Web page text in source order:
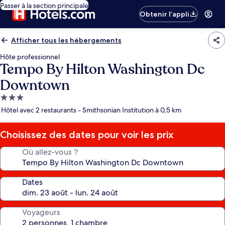
Passer à la section principale
Obtenir l’appli
Afficher tous les hébergements
Hôte professionnel
Tempo By Hilton Washington Dc
Downtown
Hébergement
3.0 étoiles
Hôtel avec 2 restaurants - Smithsonian Institution à 0,5 km
Choisissez des dates pour voir les prix
Où allez-vous ?
Dates
Voyageurs